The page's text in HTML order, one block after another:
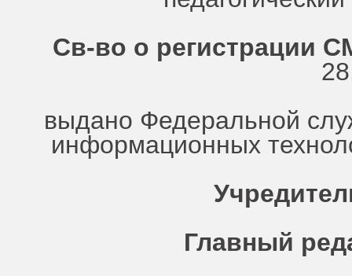
Св-во о регистрации
выдано Федеральной
информационных
Главный